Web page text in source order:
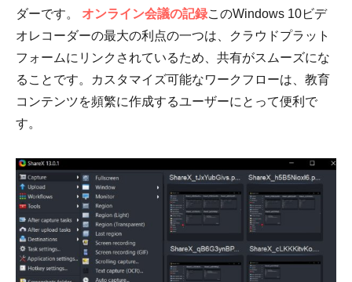
ダーです。 オンライン会議の記録このWindows 10ビデ
オレコーダーの最大の利点の一つは、クラウドプラット
フォームにリンクされているため、共有がスムーズにな
ることです。カスタマイズ可能なワークフローは、教育
コンテンツを頻繁に作成するユーザーにとって便利で
す。